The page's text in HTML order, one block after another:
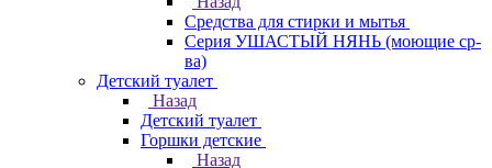
Средства для стирки и мытья
Серия УШАСТЫЙ НЯНЬ (моющие ср-
ва)
Детский туалет
Назад
Детский туалет
Горшки детские
Назад